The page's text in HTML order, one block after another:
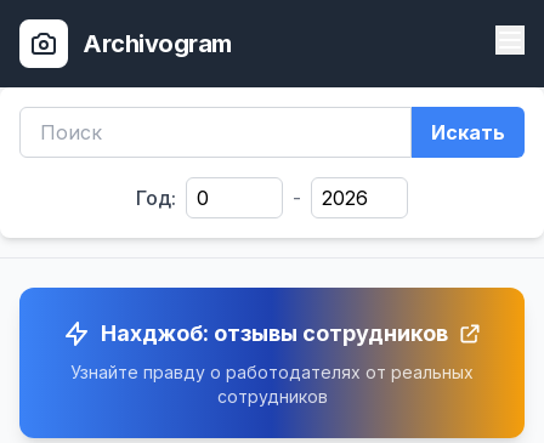
Archivogram
Искать
Год: -
Нахджоб: отзывы сотрудников
Узнайте правду о работодателях от реальных
сотрудников